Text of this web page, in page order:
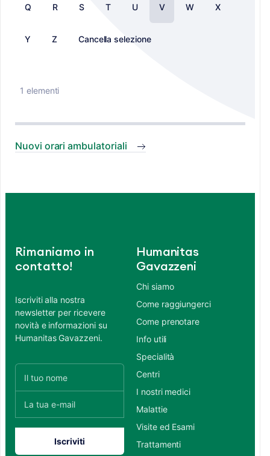
Q R S T U V W X
Y Z Cancella selezione
1 elementi
Nuovi orari ambulatoriali
Rimaniamo in
contatto!
Iscriviti alla nostra
newsletter per ricevere
novità e informazioni su
Humanitas Gavazzeni.
Humanitas
Gavazzeni
Chi siamo
Come raggiungerci
Come prenotare
Info utili
Specialità
Centri
I nostri medici
Malattie
Visite ed Esami
Trattamenti